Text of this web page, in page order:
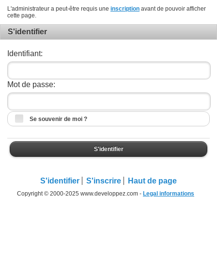
L'administrateur a peut-être requis une inscription avant de pouvoir afficher
cette page.
S'identifier
Identifiant:
Mot de passe:
Se souvenir de moi ?
S'identifier
S'identifier S'inscrire Haut de page
Copyright © 2000-2025 www.developpez.com - Legal informations